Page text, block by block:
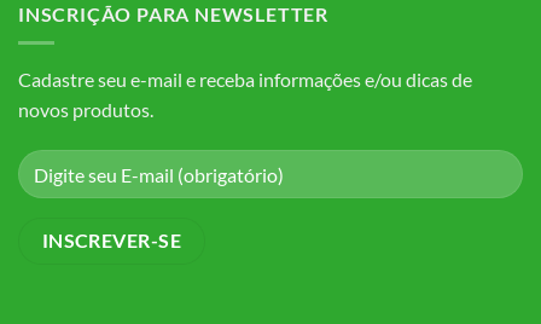
INSCRIÇÃO PARA NEWSLETTER
Cadastre seu e-mail e receba informações e/ou dicas de
novos produtos.